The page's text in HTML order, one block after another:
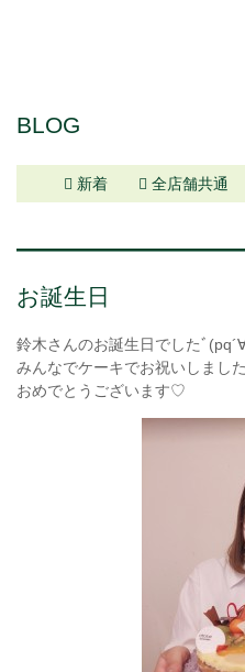
BLOG
新着 全店舗共通
お誕生日
鈴木さんのお誕生日でしたﾞ
みんなでケーキでお祝いしまし
おめでとうございます♡